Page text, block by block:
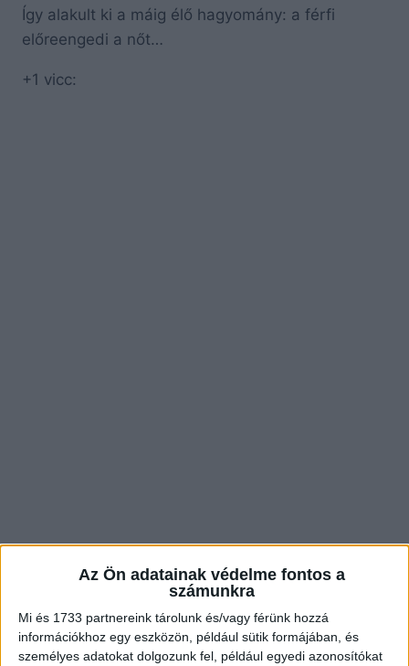
Az Ön adatainak védelme fontos a
számunkra
Mi és 1733 partnereink tárolunk és/vagy férünk hozzá
információkhoz egy eszközön, például sütik formájában, és
személyes adatokat dolgozunk fel, például egyedi azonosítókat
Így alakult ki a máig élő hagyomány: a férfi
előreengedi a nőt…
+1 vicc: